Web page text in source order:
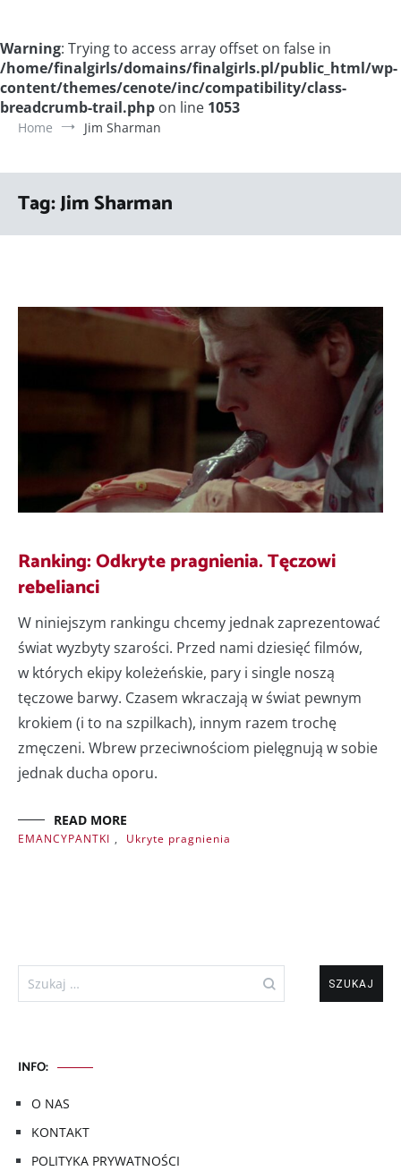
Warning: Trying to access array offset on false in
/home/finalgirls/domains/finalgirls.pl/public_html/wp-
content/themes/cenote/inc/compatibility/class-
breadcrumb-trail.php on line 1053
Home Jim Sharman
Tag:Jim Sharman
Ranking: Odkryte pragnienia. Tęczowi
rebelianci
W niniejszym rankingu chcemy jednak zaprezentować
świat wyzbyty szarości. Przed nami dziesięć filmów,
w których ekipy koleżeńskie, pary i single noszą
tęczowe barwy. Czasem wkraczają w świat pewnym
krokiem (i to na szpilkach), innym razem trochę
zmęczeni. Wbrew przeciwnościom pielęgnują w sobie
jednak ducha oporu.
READ MORE
EMANCYPANTKI , Ukryte pragnienia
Szukaj:
INFO:
O NAS
KONTAKT
POLITYKA PRYWATNOŚCI